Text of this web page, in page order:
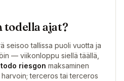
todella ajat?
seisoo tallissa puoli vuotta ja
— viikonloppu siellä täällä,
todo riesgon maksaminen
terceros tai terceros